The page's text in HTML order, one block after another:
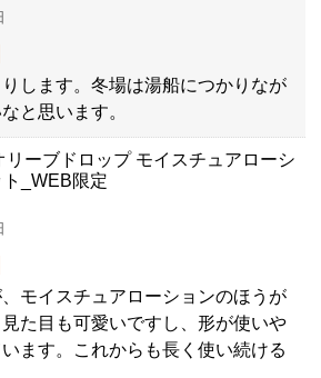
します。冬場は湯船につかりなが
と思います。
リーブドロップ モイスチュアローシ
_WEB限定
モイスチュアローションのほうが
た目も可愛いですし、形が使いや
ます。これからも長く使い続ける